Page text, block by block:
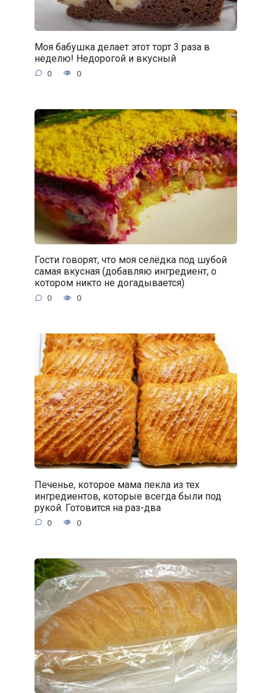
Моя бабушка делает этот торт 3 раза в
неделю! Недорогой и вкусный
0 0
Гости говорят, что моя селёдка под шубой
самая вкусная (добавляю ингредиент, о
котором никто не догадывается)
0 0
Печенье, которое мама пекла из тех
ингредиентов, которые всегда были под
рукой. Готовится на раз-два
0 0